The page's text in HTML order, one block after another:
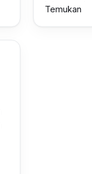
Temukan